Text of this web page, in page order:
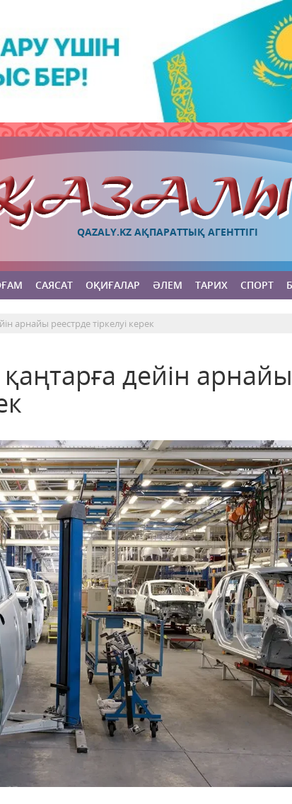
QAZALY.KZ АҚПАРАТТЫҚ АГЕНТТІГІ
САЯСАТ ОҚИҒАЛАР ӘЛЕМ ТАРИХ СПОРТ
арнайы реестрде тіркелуі керек
дейін арнайы